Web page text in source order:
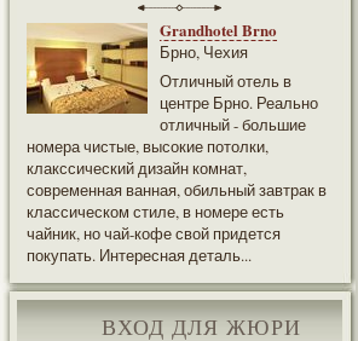
Grandhotel Brno
Брно, Чехия
Отличный отель в
центре Брно. Реально
отличный - большие
номера чистые, высокие потолки,
клакссический дизайн комнат,
современная ванная, обильный завтрак в
классическом стиле, в номере есть
чайник, но чай-кофе свой придется
покупать. Интересная деталь...
ВХОД ДЛЯ ЖЮРИ